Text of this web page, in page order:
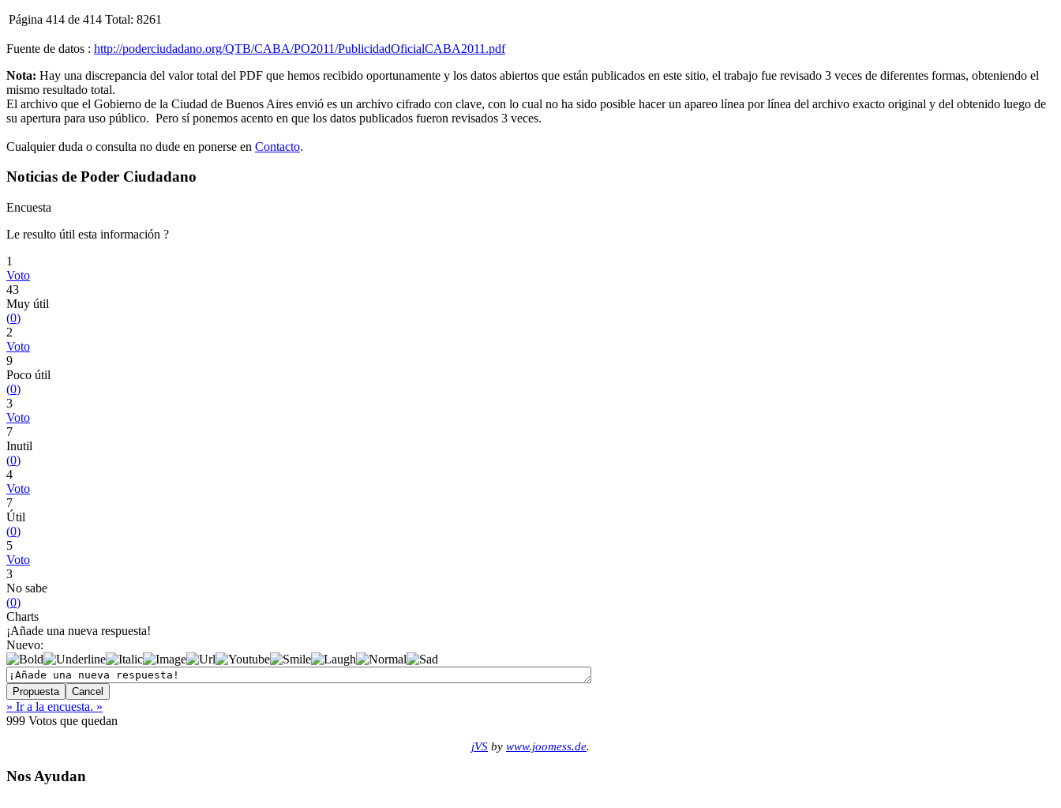
Página 414 de 414 Total: 8261
Fuente de datos : http://poderciudadano.org/QTB/CABA/PO2011/PublicidadOficialCABA2011.pdf
Nota: Hay una discrepancia del valor total del PDF que hemos recibido oportunamente y los datos abiertos que están publicados en este sitio, el trabajo fue revisado 3 veces de diferentes formas, obteniendo el
mismo resultado total.
El archivo que el Gobierno de la Ciudad de Buenos Aires envió es un archivo cifrado con clave, con lo cual no ha sido posible hacer un apareo línea por línea del archivo exacto original y del obtenido luego de
su apertura para uso público. Pero sí ponemos acento en que los datos publicados fueron revisados 3 veces.
Cualquier duda o consulta no dude en ponerse en Contacto.
Noticias de Poder Ciudadano
Encuesta
Le resulto útil esta información ?
1
Voto
43
Muy útil
(0)
2
Voto
9
Poco útil
(0)
3
Voto
7
Inutil
(0)
4
Voto
7
Útil
(0)
5
Voto
3
No sabe
(0)
Charts
¡Añade una nueva respuesta!
Nuevo:
» Ir a la encuesta. »
999 Votos que quedan
jVS by www.joomess.de.
Nos Ayudan